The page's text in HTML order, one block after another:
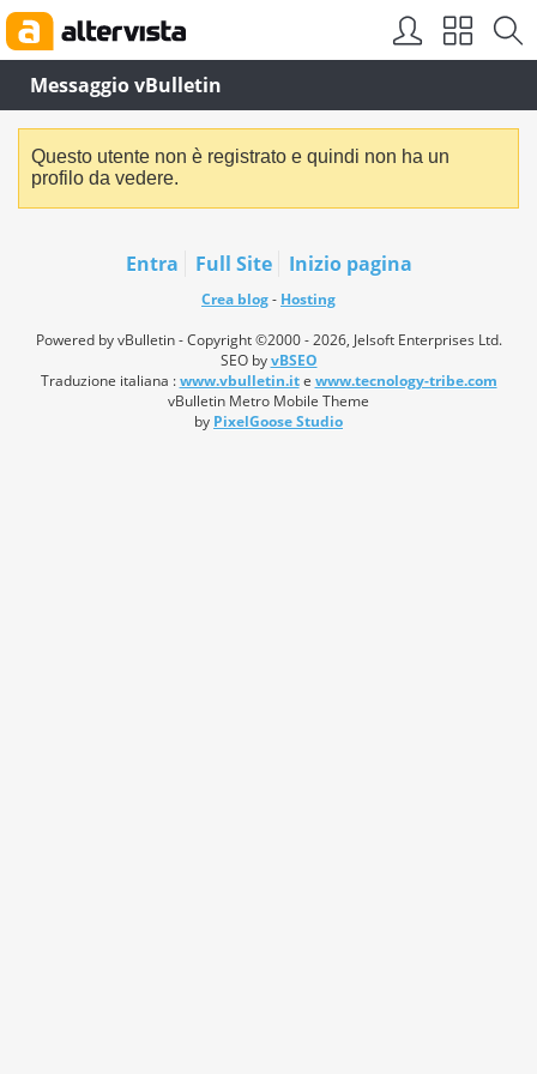
Messaggio vBulletin
Questo utente non è registrato e quindi non ha un
profilo da vedere.
Entra Full Site Inizio pagina
Crea blog- Hosting
Powered by vBulletin - Copyright ©2000 - 2026, Jelsoft Enterprises Ltd.
SEO byvBSEO
Traduzione italiana :www.vbulletin.ite www.tecnology-tribe.com
vBulletin Metro Mobile Theme
by PixelGoose Studio